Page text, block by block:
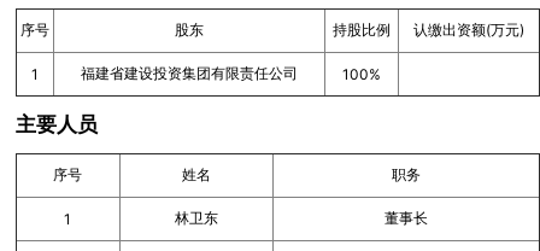
序号 股东 持股比例 认缴出资额(万元)
1 福建省建设投资集团有限责任公司 100%
主要人员
序号 姓名 职务
1 林卫东 董事长